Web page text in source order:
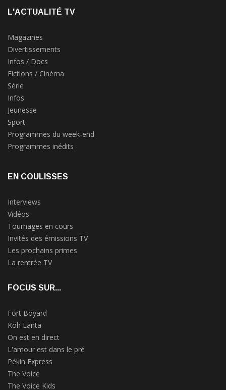
L'ACTUALITÉ TV
Magazines
Divertissements
Infos / Docs
Fictions / Cinéma
Série
Infos
Jeunesse
Sport
Programmes du week-end
Programmes inédits
EN COULISSES
Interviews
Vidéos
Tournages en cours
Invités des émissions TV
Les prochains primes
La rentrée TV
FOCUS SUR...
Fort Boyard
Koh Lanta
On est en direct
L'amour est dans le pré
Pékin Express
The Voice
The Voice Kids